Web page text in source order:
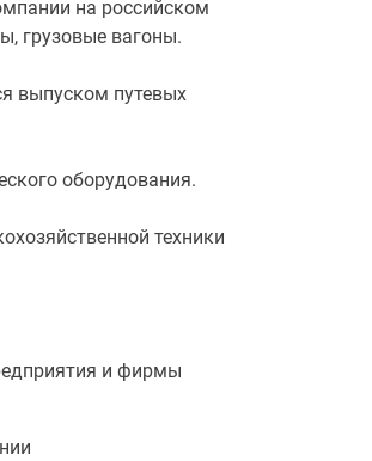
на российском
грузовые вагоны.
выпуском путевых
оборудования.
техники
и фирмы